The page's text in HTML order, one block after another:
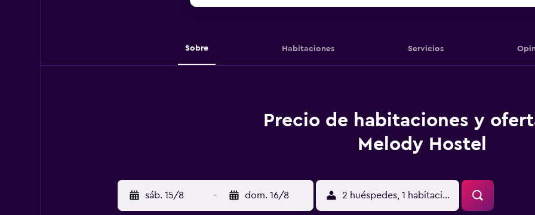
Sobre Habitaciones Servicios
Precio de habitaciones y
Melody Hostel
sáb. 15/8 - dom. 16/8 2 huéspedes, 1 habitación